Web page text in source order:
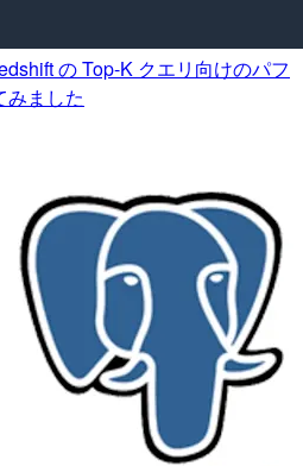
の Top-K クエリ向けのパフ
みました